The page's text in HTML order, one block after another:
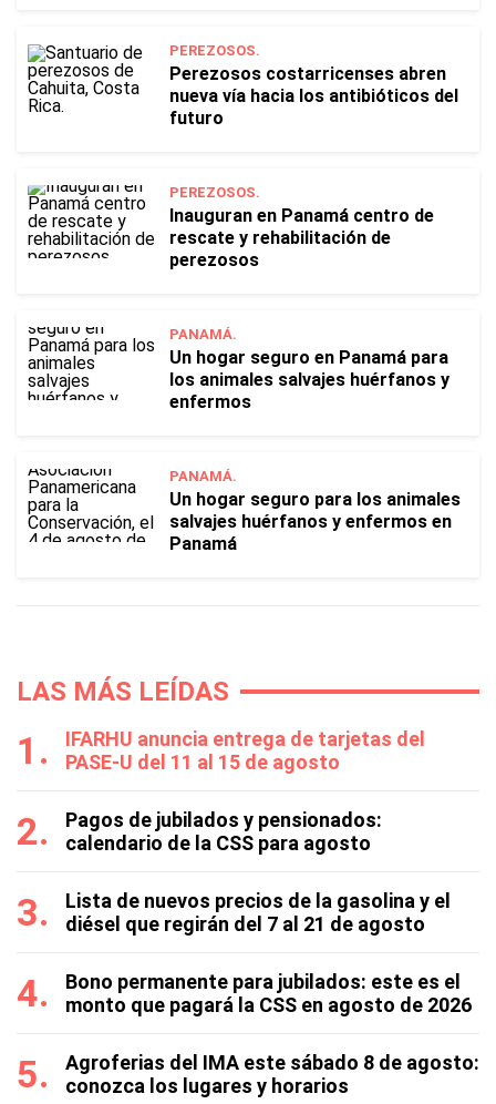
PEREZOSOS.
Perezosos costarricenses abren
nueva vía hacia los antibióticos del
futuro
PEREZOSOS.
Inauguran en Panamá centro de
rescate y rehabilitación de
perezosos
PANAMÁ.
Un hogar seguro en Panamá para
los animales salvajes huérfanos y
enfermos
PANAMÁ.
Un hogar seguro para los animales
salvajes huérfanos y enfermos en
Panamá
LAS MÁS LEÍDAS
IFARHU anuncia entrega de tarjetas del
PASE-U del 11 al 15 de agosto
Pagos de jubilados y pensionados:
calendario de la CSS para agosto
Lista de nuevos precios de la gasolina y el
diésel que regirán del 7 al 21 de agosto
Bono permanente para jubilados: este es el
monto que pagará la CSS en agosto de 2026
Agroferias del IMA este sábado 8 de agosto:
conozca los lugares y horarios